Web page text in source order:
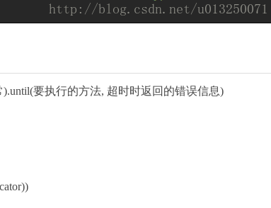
要执行的方法, 超时时返回的错误信息)